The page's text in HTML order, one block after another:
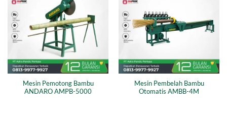
Mesin Pemotong Bambu
ANDARO AMPB-5000
Mesin Pembelah Bambu
Otomatis AMBB-4M